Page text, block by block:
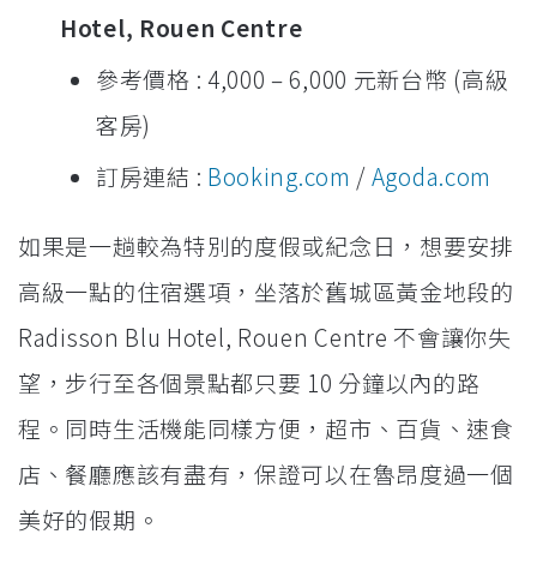
Hotel, Rouen Centre
參考價格 : 4,000 – 6,000 元新台幣 (高級
客房)
訂房連結 : Booking.com /Agoda.com
如果是一趟較為特別的度假或紀念日，想要安排
高級一點的住宿選項，坐落於舊城區黃金地段的
Radisson Blu Hotel, Rouen Centre 不會讓你失
望，步行至各個景點都只要 10 分鐘以內的路
程。同時生活機能同樣方便，超市、百貨、速食
店、餐廳應該有盡有，保證可以在魯昂度過一個
美好的假期。